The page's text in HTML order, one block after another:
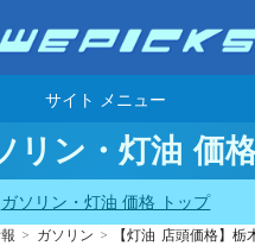
サイト メニュー
リン・灯油 価
ガソリン・灯油 価格 トップ
> ガソリン > 【灯油 店頭価格】栃